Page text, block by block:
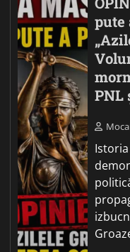
pute
PNL